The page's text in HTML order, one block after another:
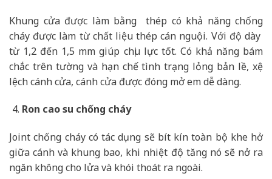
Khung cửa được làm bằng thép có khả năng chống
cháy được làm từ chất liệu thép cán nguội. Với độ dày
từ 1,2 đến 1,5 mm giúp chịu lực tốt. Có khả năng bám
chắc trên tường và hạn chế tình trạng lỏng bản lề, xệ
lệch cánh cửa, cánh cửa được đóng mở em dễ dàng.
Ron cao su chống cháy
Joint chống cháy có tác dụng sẽ bít kín toàn bộ khe hở
giữa cánh và khung bao, khi nhiệt độ tăng nó sẽ nở ra
ngăn không cho lửa và khói thoát ra ngoài.